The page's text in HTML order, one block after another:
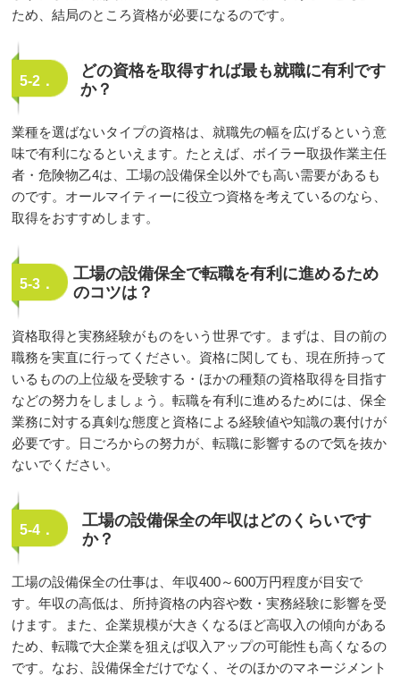
ため、結局のところ資格が必要になるのです。
5-2．
どの資格を取得すれば最も就職に有利です
か？
業種を選ばないタイプの資格は、就職先の幅を広げるという意
味で有利になるといえます。たとえば、ボイラー取扱作業主任
者・危険物乙4は、工場の設備保全以外でも高い需要があるも
のです。オールマイティーに役立つ資格を考えているのなら、
取得をおすすめします。
5-3．
工場の設備保全で転職を有利に進めるため
のコツは？
資格取得と実務経験がものをいう世界です。まずは、目の前の
職務を実直に行ってください。資格に関しても、現在所持って
いるものの上位級を受験する・ほかの種類の資格取得を目指す
などの努力をしましょう。転職を有利に進めるためには、保全
業務に対する真剣な態度と資格による経験値や知識の裏付けが
必要です。日ごろからの努力が、転職に影響するので気を抜か
ないでください。
5-4．
工場の設備保全の年収はどのくらいです
か？
工場の設備保全の仕事は、年収400～600万円程度が目安で
す。年収の高低は、所持資格の内容や数・実務経験に影響を受
けます。また、企業規模が大きくなるほど高収入の傾向がある
ため、転職で大企業を狙えば収入アップの可能性も高くなるの
です。なお、設備保全だけでなく、そのほかのマネージメント